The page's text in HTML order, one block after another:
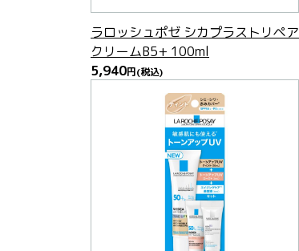
ラロッシュポゼ シカプラストリペア
クリームB5+ 100ml
5,940円(税込)